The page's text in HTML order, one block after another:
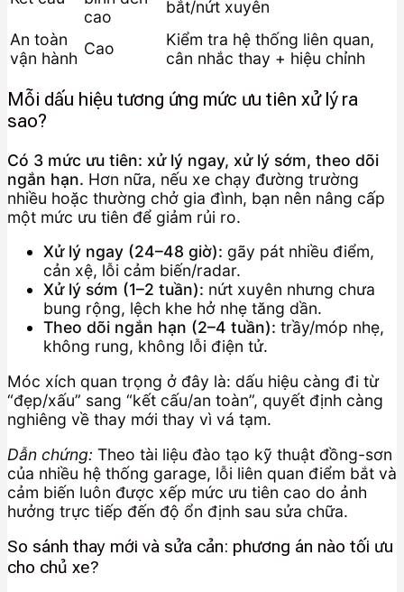
cao
bắt/nứt xuyên
An toàn
vận hành
Cao
Kiểm tra hệ thống liên quan,
cân nhắc thay + hiệu chỉnh
Mỗi dấu hiệu tương ứng mức ưu tiên xử lý ra
sao?
Có 3 mức ưu tiên: xử lý ngay, xử lý sớm, theo dõi
ngắn hạn. Hơn nữa, nếu xe chạy đường trường
nhiều hoặc thường chở gia đình, bạn nên nâng cấp
một mức ưu tiên để giảm rủi ro.
Xử lý ngay (24–48 giờ): gãy pát nhiều điểm,
cản xệ, lỗi cảm biến/radar.
Xử lý sớm (1–2 tuần): nứt xuyên nhưng chưa
bung rộng, lệch khe hở nhẹ tăng dần.
Theo dõi ngắn hạn (2–4 tuần): trầy/móp nhẹ,
không rung, không lỗi điện tử.
Móc xích quan trọng ở đây là: dấu hiệu càng đi từ
“đẹp/xấu” sang “kết cấu/an toàn”, quyết định càng
nghiêng về thay mới thay vì vá tạm.
Dẫn chứng: Theo tài liệu đào tạo kỹ thuật đồng-sơn
của nhiều hệ thống garage, lỗi liên quan điểm bắt và
cảm biến luôn được xếp mức ưu tiên cao do ảnh
hưởng trực tiếp đến độ ổn định sau sửa chữa.
So sánh thay mới và sửa cản: phương án nào tối ưu
cho chủ xe?